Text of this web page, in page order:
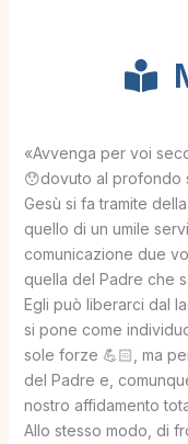
«Avvenga per voi
😯dovuto al profondo
Gesù si fa tramite
quello di un umile
comunicazione due
quella del Padre che
Egli può liberarci dal
si pone come
sole forze 💪🏻, ma
del Padre e,
nostro affidamento
Allo stesso modo, di